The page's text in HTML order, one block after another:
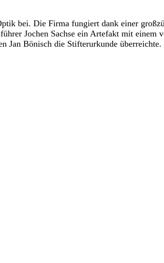
bei. Die Firma fungiert dank einer
Jochen Sachse ein Artefakt mit einem
Jan Bönisch die Stifterurkunde überreichte.